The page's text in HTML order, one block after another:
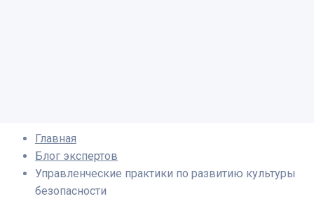
Главная
Блог экспертов
Управленческие практики по развитию культуры
безопасности